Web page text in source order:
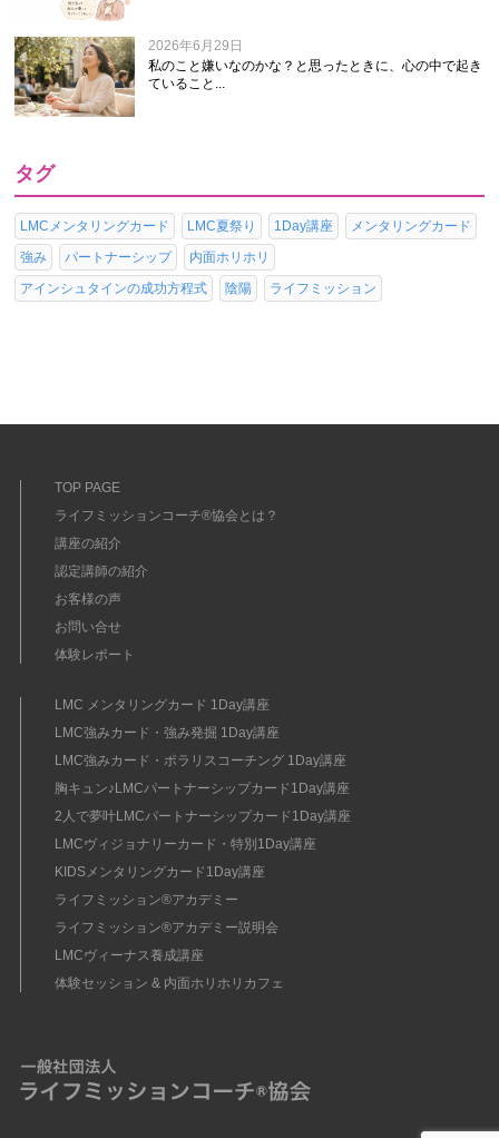
2026年6月29日
私のこと嫌いなのかな？と思ったときに、心の中で起き
ていること...
タグ
LMCメンタリングカード LMC夏祭り 1Day講座
メンタリングカード
強み
パートナーシップ
内面ホリホリ
アインシュタインの成功方程式
陰陽 ライフミッション
TOP PAGE
ライフミッションコーチ®協会とは？
講座の紹介
認定講師の紹介
お客様の声
お問い合せ
体験レポート
LMC メンタリングカード 1Day講座
LMC強みカード・強み発掘 1Day講座
LMC強みカード・ポラリスコーチング 1Day講座
胸キュン♪LMCパートナーシップカード1Day講座
2人で夢叶LMCパートナーシップカード1Day講座
LMCヴィジョナリーカード・特別1Day講座
KIDSメンタリングカード1Day講座
ライフミッション®︎アカデミー
ライフミッション®︎アカデミー説明会
LMCヴィーナス養成講座
体験セッション & 内面ホリホリカフェ